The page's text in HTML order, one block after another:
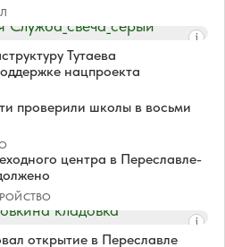
Тутаева
нацпроекта
проверили школы в восьми
центра в Переславле-
открытие в Переславле